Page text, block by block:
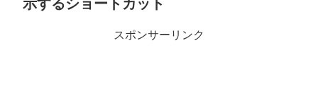
示するショートカット
スポンサーリンク